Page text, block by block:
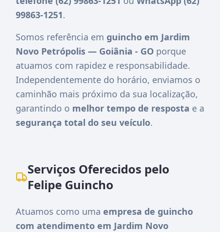
99863-1251.
Somos referência em guincho em Jardim
Novo Petrópolis — Goiânia - GO porque
atuamos com rapidez e responsabilidade.
Independentemente do horário, enviamos o
caminhão mais próximo da sua localização,
garantindo o melhor tempo de resposta e a
segurança total do seu veículo.
Serviços Oferecidos pelo
Felipe Guincho
Atuamos como uma empresa de guincho
com atendimento em Jardim Novo